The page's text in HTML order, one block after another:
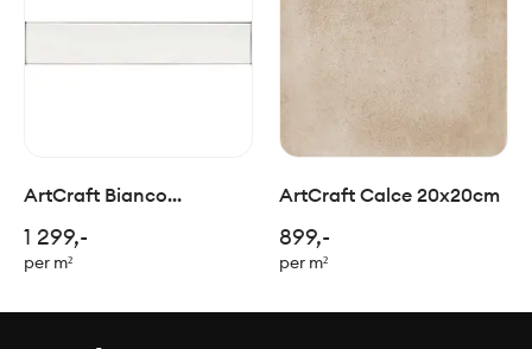
ArtCraft Bianco
1 299,-
per m²
ArtCraft Calce 20x20cm
899,-
per m²